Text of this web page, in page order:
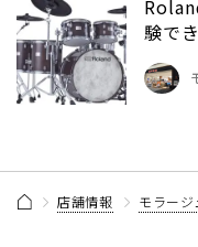
験で
店舗情報 モラー